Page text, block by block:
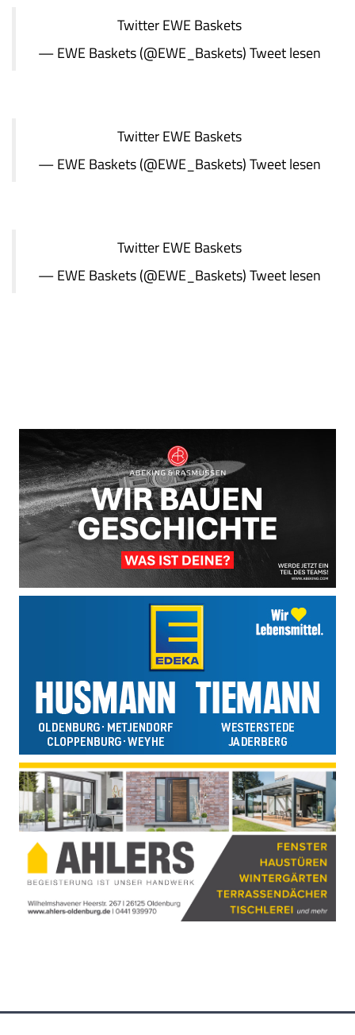
TwitterEWE Baskets
— EWE Baskets (@EWE_Baskets)Tweet lesen
TwitterEWE Baskets
— EWE Baskets (@EWE_Baskets)Tweet lesen
TwitterEWE Baskets
— EWE Baskets (@EWE_Baskets)Tweet lesen